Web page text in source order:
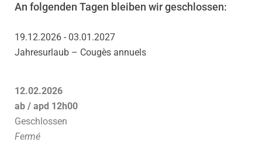
An folgenden Tagen bleiben wir geschlossen:
19.12.2026 - 03.01.2027
Jahresurlaub – Cougès annuels
12.02.2026
ab / apd 12h00
Geschlossen
Fermé